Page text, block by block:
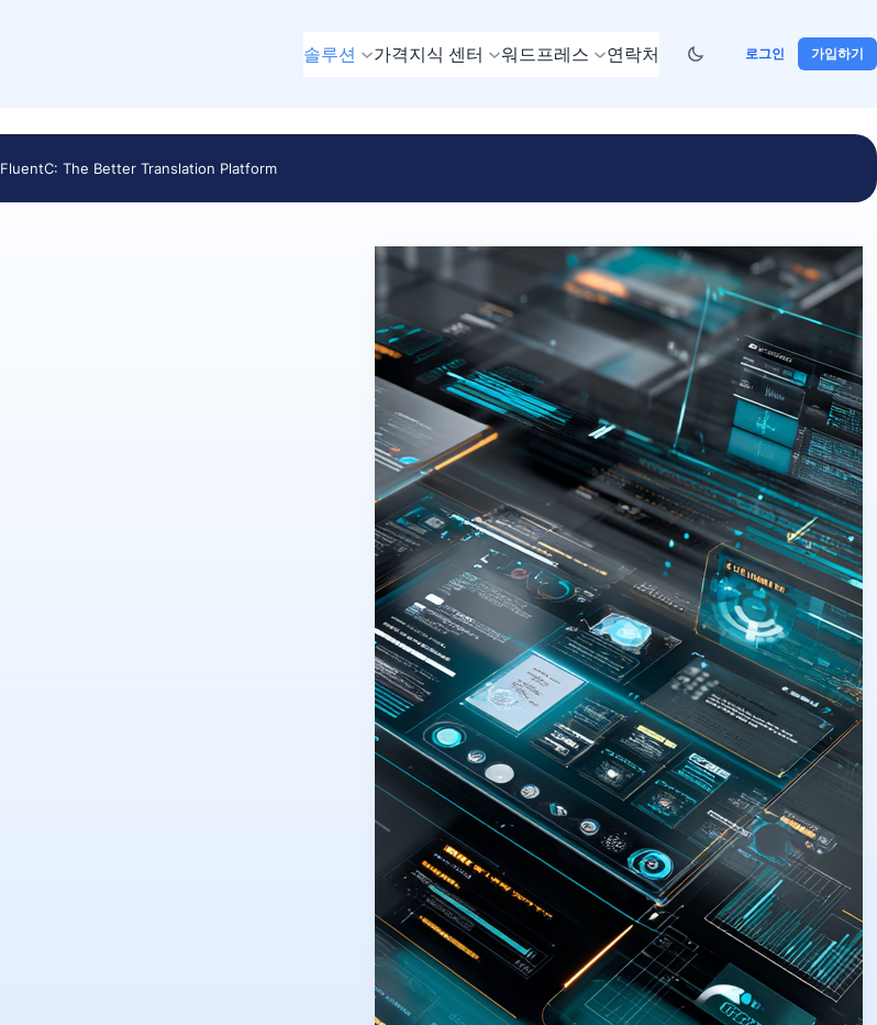
솔루션 가격지식 센터 워드프레스 연락처 로그인 가입하기
FluentC: The Better Translation Platform